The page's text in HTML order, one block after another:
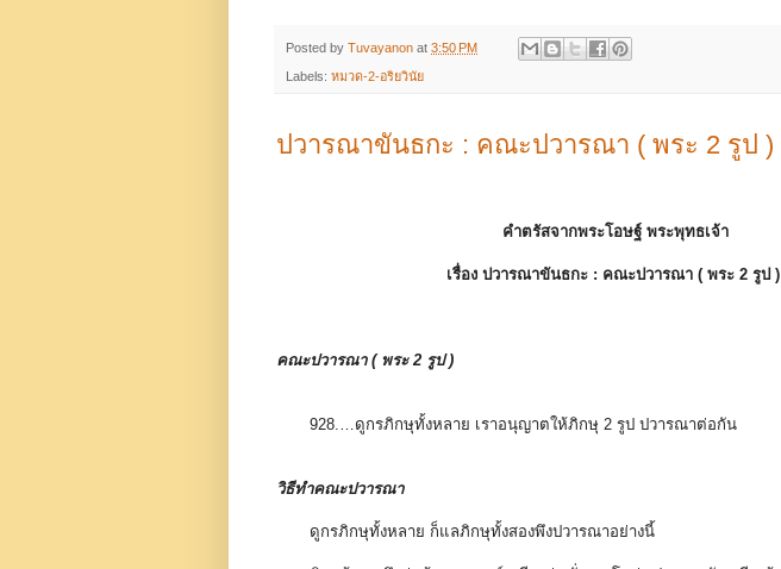
Posted by Tuvayanon at 3:50 PM
Labels: หมวด-2-อริยวินัย
ปวารณาขันธกะ : คณะปวารณา ( พระ 2 รูป )
คำตรัสจากพระโอษฐ์ พระพุทธเจ้า
เรื่อง ปวารณาขันธกะ : คณะปวารณา ( พระ 2 รูป )
คณะปวารณา ( พระ 2 รูป )
928.…ดูกรภิกษุทั้งหลาย เราอนุญาตให้ภิกษุ 2 รูป ปวารณาต่อกัน
วิธีทำคณะปวารณา
ดูกรภิกษุทั้งหลาย ก็แลภิกษุทั้งสองพึงปวารณาอย่างนี้